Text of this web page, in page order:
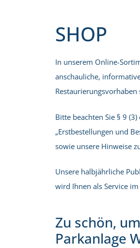
SHOP
In unserem Online-
anschauliche,
Bitte beachten Sie § 9
„Erstbestellungen und
sowie unsere Hinweise
Unsere halbjährliche
wird Ihnen als Service
Zu schön,
Parkanlage